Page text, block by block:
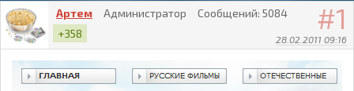
1
28.02.2011 09:16
Артем Администратор Сообщений: 5084
+358